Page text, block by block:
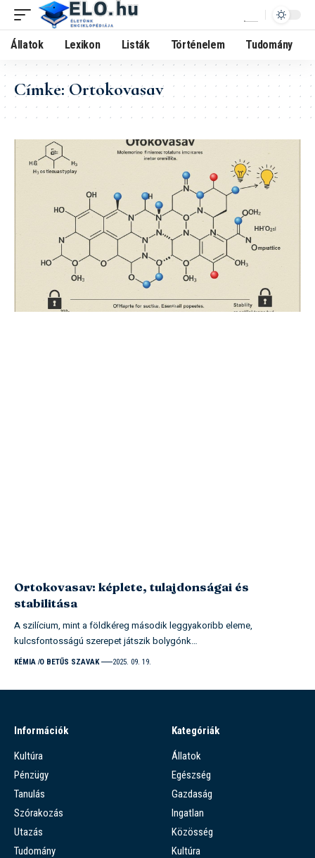
Állatok Lexikon Listák Történelem Tudomány
Címke:Ortokovasav
Ortokovasav: képlete, tulajdonságai és
stabilitása
A szilícium, mint a földkéreg második leggyakoribb eleme,
kulcsfontosságú szerepet játszik bolygónk…
KÉMIA O BETŰS SZAVAK 2025. 09. 19.
Információk
Kultúra
Pénzügy
Tanulás
Szórakozás
Utazás
Tudomány
Kategóriák
Állatok
Egészség
Gazdaság
Ingatlan
Közösség
Kultúra